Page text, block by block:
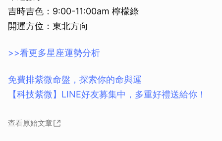
吉時吉色：9:00-11:00am 檸檬綠
開運方位：東北方向
>>看更多星座運勢分析
免費排紫微命盤，探索你的命與運
【科技紫微】LINE好友募集中，多重好禮送給你！
查看原始文章